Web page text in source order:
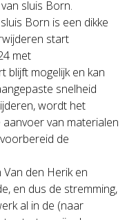
sluis Born.
Born is een dikke
start
met
blijft mogelijk en kan
snelheid
wordt het
van materialen
de
den Herik en
en dus de stremming,
al in de (naar